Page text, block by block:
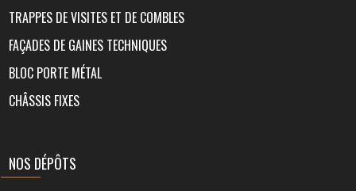
TRAPPES DE VISITES ET DE COMBLES
FAÇADES DE GAINES TECHNIQUES
BLOC PORTE MÉTAL
CHÂSSIS FIXES
NOS DÉPÔTS